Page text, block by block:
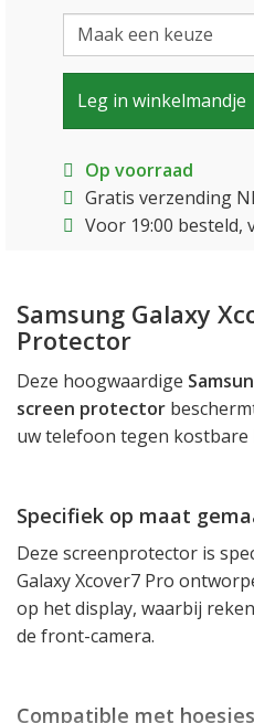
Leg in winkelmandje
Op voorraad
Gratis verzending
Voor 19:00 besteld,
Samsung Galaxy
Protector
Deze hoogwaardige
screen protector
uw telefoon tegen kostbare
Specifiek op maat
Deze screenprotector is
Galaxy Xcover7 Pro
op het display, waarbij
de front-camera.
Compatible met hoesjes